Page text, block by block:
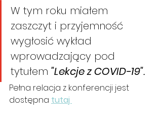
W tym roku miałem
zaszczyt i przyjemność
wygłosić wykład
wprowadzający pod
tytułem "Lekcje z COVID-19".
Pełna relacja z konferencji jest
dostępna tutaj